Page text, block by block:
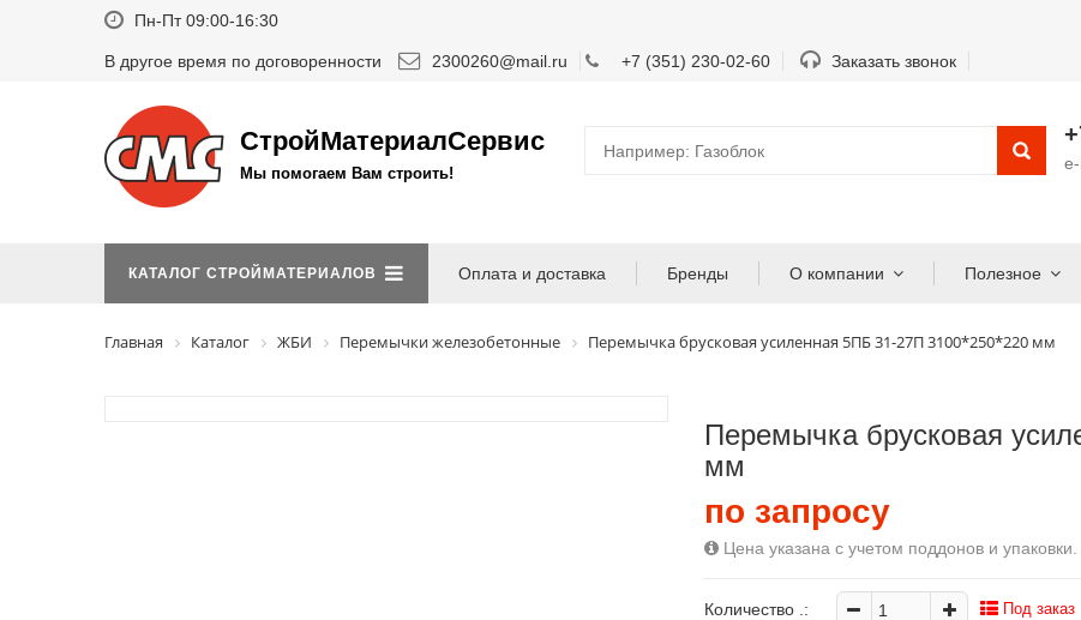
Пн-Пт 09:00-16:30
В другое время по договоренности 2300260@mail.ru +7 (351) 230-02-60 Заказать звонок
СтройМатериалСервис
Мы помогаем Вам строить!
КАТАЛОГ СТРОЙМАТЕРИАЛОВ Оплата и доставка Бренды О компании Полезное
Главная Каталог ЖБИ Перемычки железобетонные Перемычка брусковая усиленная 5ПБ 31-27П 3100*250*220 мм
Перемычка брусковая
мм
по запросу
Цена указана с учетом поддонов и упаковки.
Количество .: Под заказ